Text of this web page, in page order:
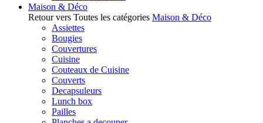
Maison & Déco
Retour vers Toutes les catégories Maison & Déco
Assiettes
Bougies
Couvertures
Cuisine
Couteaux de Cuisine
Couverts
Decapsuleurs
Lunch box
Pailles